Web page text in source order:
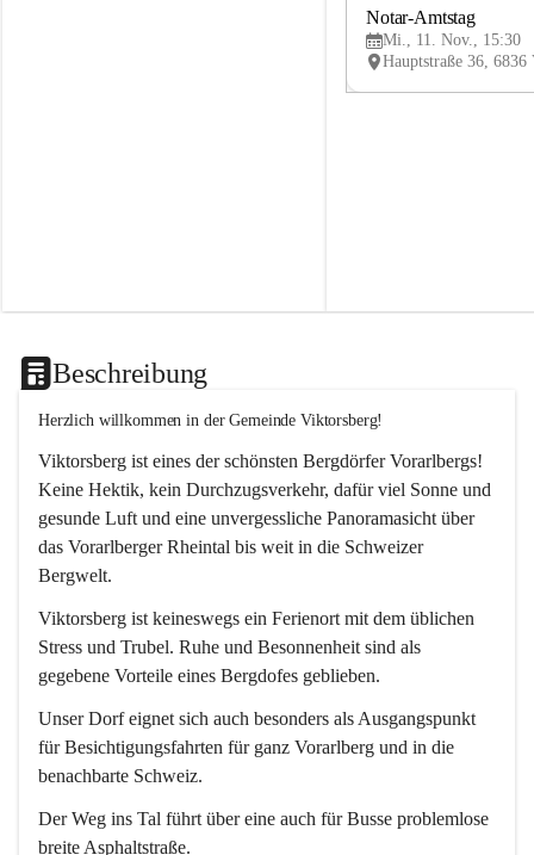
Notar-Amtstag
Mi., 11. Nov., 15:30
Beschreibung
Herzlich willkommen in der Gemeinde Viktorsberg!
Viktorsberg ist eines der schönsten Bergdörfer Vorarlbergs!
Keine Hektik, kein Durchzugsverkehr, dafür viel Sonne und
gesunde Luft und eine unvergessliche Panoramasicht über
das Vorarlberger Rheintal bis weit in die Schweizer
Bergwelt.
Viktorsberg ist keineswegs ein Ferienort mit dem üblichen
Stress und Trubel. Ruhe und Besonnenheit sind als
gegebene Vorteile eines Bergdofes geblieben.
Unser Dorf eignet sich auch besonders als Ausgangspunkt
für Besichtigungsfahrten für ganz Vorarlberg und in die
benachbarte Schweiz.
Der Weg ins Tal führt über eine auch für Busse problemlose
breite Asphaltstraße.